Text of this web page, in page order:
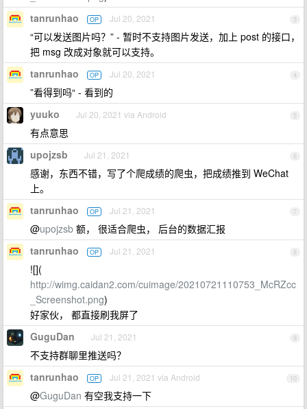
3
tanrunhao OP Jul 20, 2021
“可以发送图片吗？” - 暂时不支持图片发送，加上 post 的接口，
把 msg 改成对象就可以支持。
4
tanrunhao OP Jul 20, 2021
”看得到吗“ - 看到的
5
yuuko Jul 20, 2021 via Android
有点意思
6
upojzsb Jul 21, 2021
感谢，东西不错，写了个爬成绩的爬虫，把成绩推到 WeChat
上。
7
tanrunhao OP Jul 21, 2021
@upojzsb 额， 很适合爬虫， 后台的数据汇报
8
tanrunhao OP Jul 21, 2021
![](
http://wimg.caidan2.com/cuimage/20210721110753_McRZcc
_Screenshot.png)
好家伙， 都直接刷我屏了
9
GuguDan Jul 21, 2021
不支持群聊里推送吗？
10
tanrunhao OP Jul 21, 2021 via Android
@GuguDan 有空我支持一下